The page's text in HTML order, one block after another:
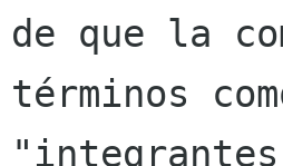
de que la
términos